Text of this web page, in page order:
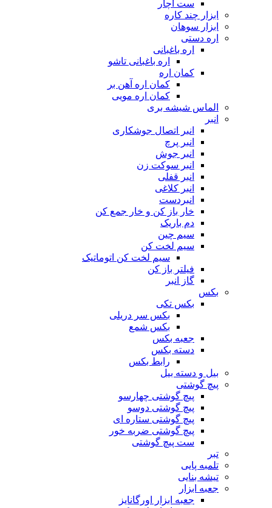
ست آچار
ابزار چند کاره
ابزار سوهان
اره دستی
اره باغبانی
اره باغبانی تاشو
کمان اره
کمان اره آهن بر
کمان اره مویی
الماس شیشه بری
انبر
انبر اتصال جوشکاری
انبر پرچ
انبر جوش
انبر سوکت زن
انبر قفلی
انبر کلاغی
انبردست
خار باز کن و خار جمع کن
دم باریک
سیم چین
سیم لخت کن
سیم لخت کن اتوماتیک
فیلتر باز کن
گاز انبر
بکس
بکس تکی
بکس سر دریلی
بکس شمع
جعبه بکس
دسته بکس
رابط بکس
بیل و دسته بیل
پیچ گوشتی
پیچ گوشتی چهارسو
پیچ گوشتی دوسو
پیچ گوشتی ستاره‌ ای
پیچ گوشتی ضربه خور
ست پیچ گوشتی
تبر
تلمبه پایی
تیشه بنایی
جعبه ابزار
جعبه ابزار اورگانایز